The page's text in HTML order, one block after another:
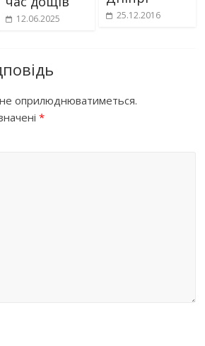
12.06.2025 25.12.2016
оприлюднюватиметься.
*